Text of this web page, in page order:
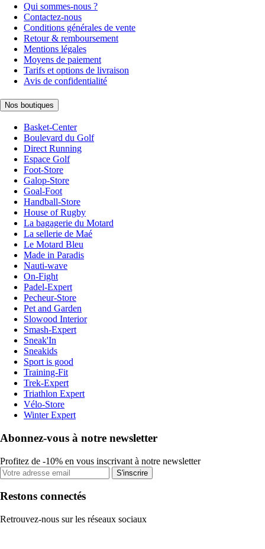
Qui sommes-nous ?
Contactez-nous
Conditions générales de vente
Retour & remboursement
Mentions légales
Moyens de paiement
Tarifs et options de livraison
Avis de confidentialité
Nos boutiques
Basket-Center
Boulevard du Golf
Direct Running
Espace Golf
Foot-Store
Galop-Store
Goal-Foot
Handball-Store
House of Rugby
La bagagerie du Motard
La sellerie de Maé
Le Motard Bleu
Made in Paradis
Nauti-wave
On-Fight
Padel-Expert
Pecheur-Store
Pet and Garden
Slowood Interior
Smash-Expert
Sneak'In
Sneakids
Sport is good
Training-Fit
Trek-Expert
Triathlon Expert
Vélo-Store
Winter Expert
Abonnez-vous à notre newsletter
Profitez de -10% en vous inscrivant à notre newsletter
S'inscrire
Restons connectés
Retrouvez-nous sur les réseaux sociaux